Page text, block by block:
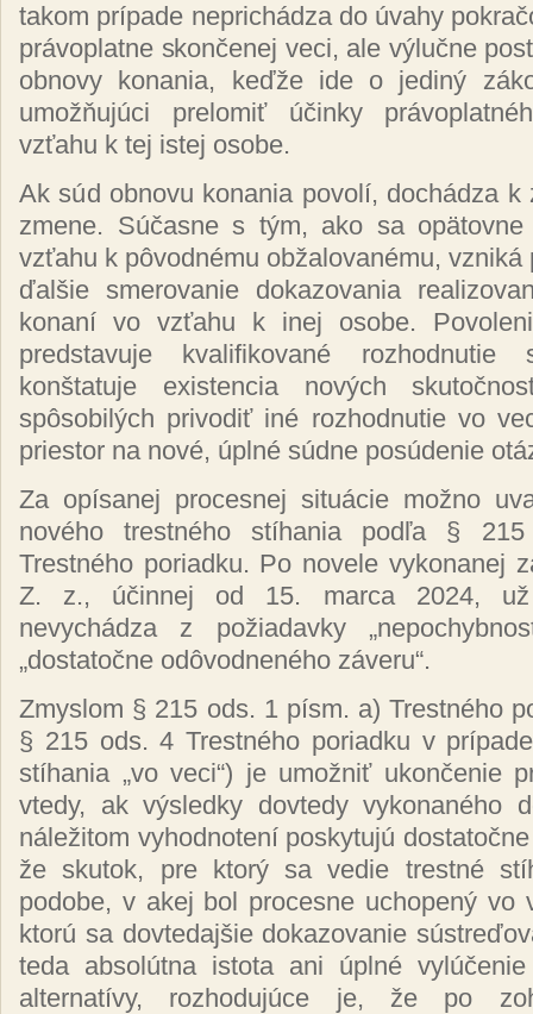
takom prípade neprichádza do úvahy
právoplatne skončenej veci, ale výlučne
obnovy konania, keďže ide o jediný
umožňujúci prelomiť účinky
vzťahu k tej istej osobe.
Ak súd obnovu konania povolí, dochádza k
zmene. Súčasne s tým, ako sa
vzťahu k pôvodnému obžalovanému, vzniká
ďalšie smerovanie dokazovania
konaní vo vzťahu k inej osobe.
predstavuje kvalifikované
konštatuje existencia nových
spôsobilých privodiť iné rozhodnutie vo
priestor na nové, úplné súdne posúdenie
Za opísanej procesnej situácie možno
nového trestného stíhania podľa §
Trestného poriadku. Po novele vykonanej
Z. z., účinnej od 15. marca 2024, už
nevychádza z požiadavky
„dostatočne odôvodneného záveru“.
Zmyslom § 215 ods. 1 písm. a) Trestného
§ 215 ods. 4 Trestného poriadku v
stíhania „vo veci“) je umožniť ukončenie
vtedy, ak výsledky dovtedy vykonaného
náležitom vyhodnotení poskytujú
že skutok, pre ktorý sa vedie trestné
podobe, v akej bol procesne uchopený vo
ktorú sa dovtedajšie dokazovanie
teda absolútna istota ani úplné
alternatívy, rozhodujúce je, že po